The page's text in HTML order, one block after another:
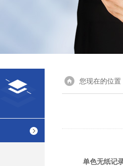
您现在的位置
单色无纸记